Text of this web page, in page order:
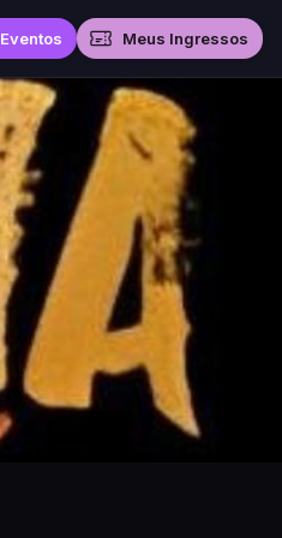
Eventos Meus Ingressos